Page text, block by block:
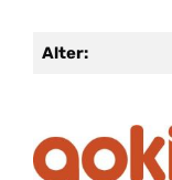
Alter: